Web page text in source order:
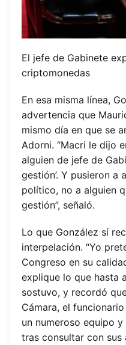
El jefe de Gabinete
criptomonedas
En esa misma línea,
advertencia que
mismo día en que se
Adorni. “Macri le dijo
alguien de jefe de
gestión’. Y pusieron a
político, no a alguien
gestión”, señaló.
Lo que González sí
interpelación. “Yo
Congreso en su
explique lo que hasta
sostuvo, y recordó
Cámara, el
un numeroso equipo
tras consultar con sus